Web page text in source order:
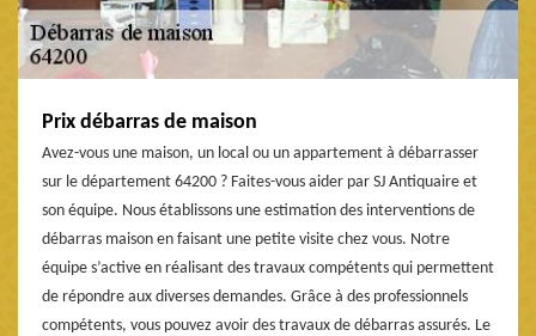
Prix débarras de maison
Avez-vous une maison, un local ou un appartement à débarrasser
sur le département 64200 ? Faites-vous aider par SJ Antiquaire et
son équipe. Nous établissons une estimation des interventions de
débarras maison en faisant une petite visite chez vous. Notre
équipe s’active en réalisant des travaux compétents qui permettent
de répondre aux diverses demandes. Grâce à des professionnels
compétents, vous pouvez avoir des travaux de débarras assurés. Le